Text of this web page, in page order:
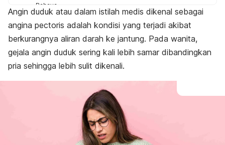
Bahaya
Cara mengatasi
Angin duduk atau dalam istilah medis dikenal sebagai
angina pectoris adalah kondisi yang terjadi akibat
berkurangnya aliran darah ke jantung. Pada wanita,
gejala angin duduk sering kali lebih samar dibandingkan
pria sehingga lebih sulit dikenali.